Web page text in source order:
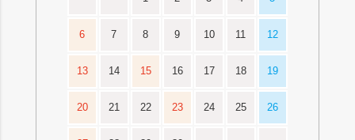
6 7 8 9 10 11 12
13 14 15 16 17 18 19
20 21 22 23 24 25 26